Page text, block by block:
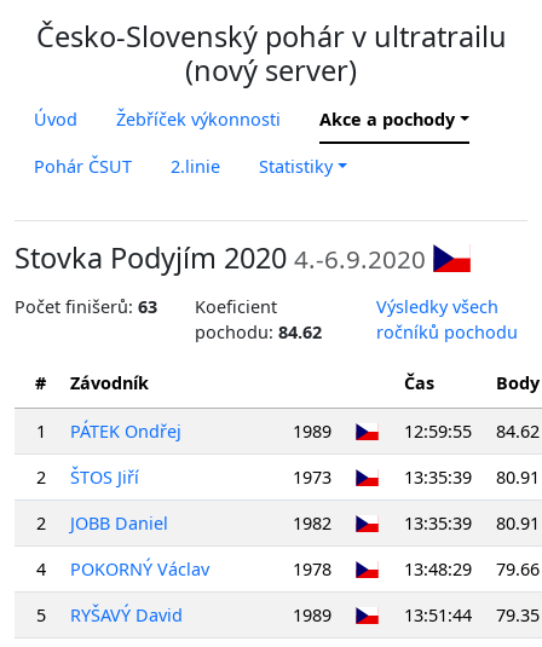
Česko-Slovenský pohár v ultratrailu
(nový server)
Úvod Žebříček výkonnosti Akce a pochody
Pohár ČSUT 2.linie Statistiky
Stovka Podyjím 2020 4.-6.9.2020
Počet finišerů: 63
Koeficient
pochodu:84.62
Výsledky všech
ročníků pochodu
# Závodník Čas Body
1 PÁTEK Ondřej 1989 12:59:55
84.62
2
ŠTOS Jiří 1973 13:35:39
80.91
2
JOBB Daniel 1982 13:35:39
80.91
4
POKORNÝ Václav 1978 13:48:29
79.66
5
RYŠAVÝ David 1989 13:51:44
79.35